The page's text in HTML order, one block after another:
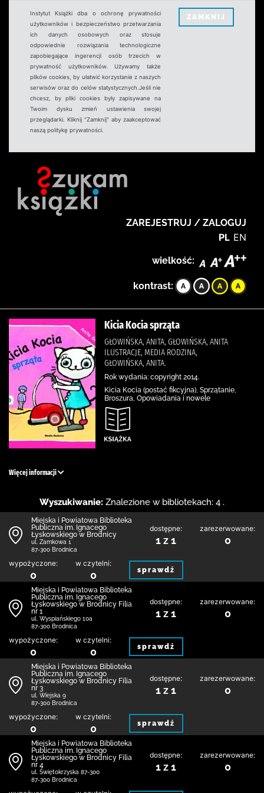
Instytut Książki dba o ochronę prywatności
użytkowników i bezpieczeństwo przetwarzania
ich danych osobowych oraz stosuje
odpowiednie rozwiązania technologiczne
zapobiegające ingerencji osób trzecich w
prywatność użytkowników. Używamy także
plików cookies, by ułatwić korzystanie z naszych
serwisów oraz do celów statystycznych.Jeśli nie
chcesz, by pliki cookies były zapisywane na
Twoim dysku zmień ustawienia swojej
przeglądarki. Kliknij "Zamknij" aby zaakceptować
naszą politykę prywatności.
ZAMKNIJ
ZAREJESTRUJ / ZALOGUJ
PL EN
wielkość:
kontrast:
Kicia Kocia sprząta
GŁOWIŃSKA, ANITA, GŁOWIŃSKA, ANITA
ILUSTRACJE, MEDIA RODZINA,
GŁOWIŃSKA, ANITA.
Rok wydania: copyright 2014.
Kicia Kocia (postać fikcyjna), Sprzątanie,
Broszura, Opowiadania i nowele
Więcej informacji
Wyszukiwanie: Znalezione w bibliotekach: 4 .
Miejska i Powiatowa Biblioteka
Publiczna im. Ignacego
Łyskowskiego w Brodnicy
ul. Zamkowa 1
87-300 Brodnica
dostępne:
1 z 1
zarezerwowane:
0
wypożyczone:
0
w czytelni:
0 sprawdź
Miejska i Powiatowa Biblioteka
Publiczna im. Ignacego
Łyskowskiego w Brodnicy Filia
nr 1
ul. Wyspiańskiego 10a
87-300 Brodnica
dostępne:
1 z 1
zarezerwowane:
0
wypożyczone:
0
w czytelni:
0 sprawdź
Miejska i Powiatowa Biblioteka
Publiczna im. Ignacego
Łyskowskiego w Brodnicy Filia
nr 3
ul. Wiejska 9
87-300 Brodnica
dostępne:
1 z 1
zarezerwowane:
0
wypożyczone:
0
w czytelni:
0 sprawdź
Miejska i Powiatowa Biblioteka
Publiczna im. Ignacego
Łyskowskiego w Brodnicy Filia
nr 4
ul. Świętokrzyska 87-300
87-300 Brodnica
dostępne:
1 z 1
zarezerwowane:
0